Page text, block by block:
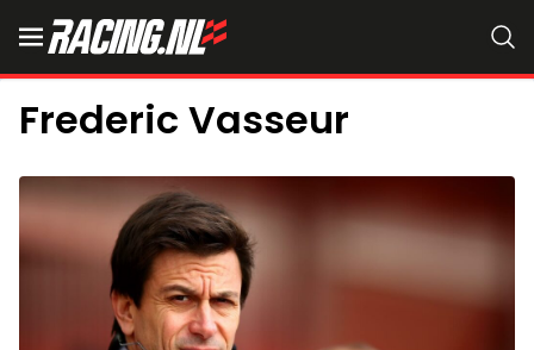
Frederic Vasseur